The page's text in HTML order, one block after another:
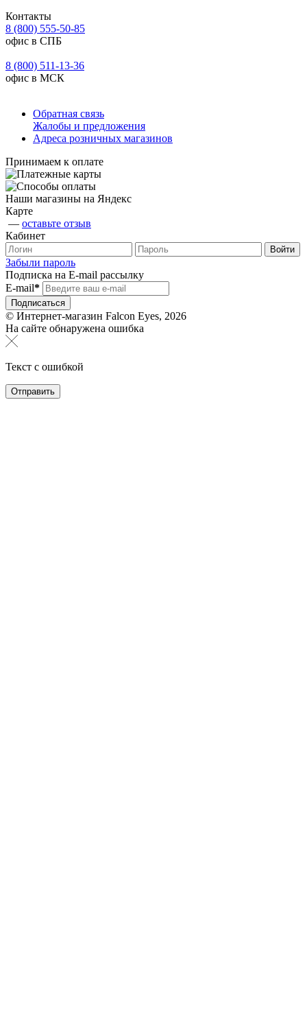
Контакты
8 (800) 555-50-85
офис в СПБ
8 (800) 511-13-36
офис в МСК
Обратная связь
Жалобы и предложения
Адреса розничных магазинов
Принимаем к оплате
Наши магазины на Яндекс
Карте
— оставьте отзыв
Кабинет
Забыли пароль
Подписка на E-mail рассылку
E-mail*
© Интернет-магазин Falcon Eyes, 2026
На сайте обнаружена ошибка
Текст с ошибкой